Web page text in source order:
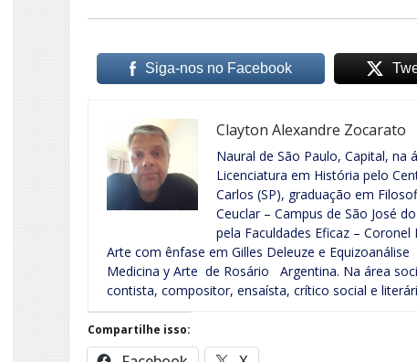
Siga-nos no Facebook
Clayton Alexandre Zocarato
Naural de São Paulo, Capital, na
Licenciatura em História pelo
Carlos (SP), graduação em
Ceuclar – Campus de São José
pela Faculdades Eficaz –
Arte com ênfase em Gilles Deleuze e
Medicina y Arte de Rosário Argentina. Na área
contista, compositor, ensaísta, crítico social e
Compartilhe isso: